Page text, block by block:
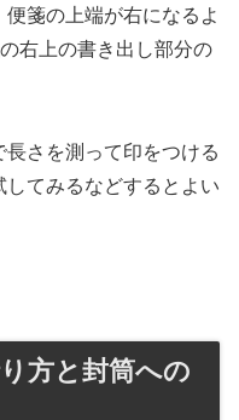
箋の上端が右になるよ
右上の書き出し部分の
さを測って印をつける
てみるなどするとよい
方と封筒への